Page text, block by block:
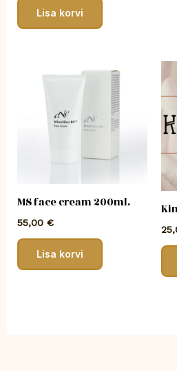
Lisa korvi
MS face cream 200ml.
55,00 €
Lisa korvi